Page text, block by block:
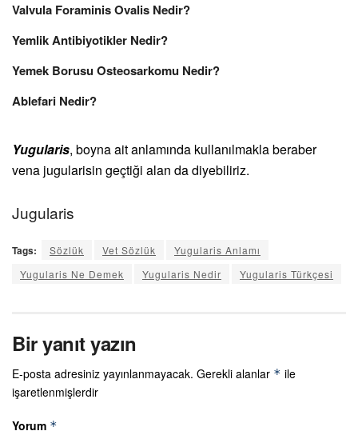
Valvula Foraminis Ovalis Nedir?
Yemlik Antibiyotikler Nedir?
Yemek Borusu Osteosarkomu Nedir?
Ablefari Nedir?
Yugularis, boyna ait anlamında kullanılmakla beraber
vena jugularisin geçtiği alan da diyebiliriz.
Jugularis
Tags: Sözlük Vet Sözlük
Yugularis Anlamı
Yugularis Ne Demek
Yugularis Nedir Yugularis Türkçesi
Bir yanıt yazın
E-posta adresiniz yayınlanmayacak. Gerekli alanlar * ile
işaretlenmişlerdir
Yorum *